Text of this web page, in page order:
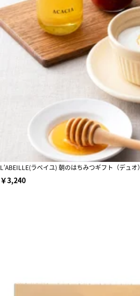
L’ABEILLE(ラベイユ) 朝のはちみつギフト（デュオ）
￥3,240